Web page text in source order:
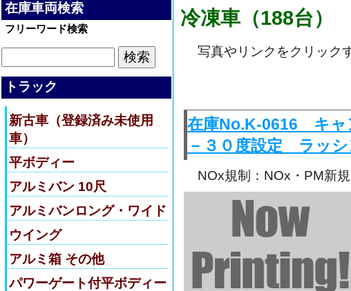
在庫車両検索
フリーワード検索
トラック
新古車（登録済み未使用
車）
平ボディー
アルミバン 10尺
アルミバンロング・ワイド
ウイング
アルミ箱 その他
パワーゲート付平ボディー
冷凍車（188台）
写真やリンクをクリック
在庫No.K-0616 キ
－３０度設定 ラッ
NOx規制：NOx・PM新